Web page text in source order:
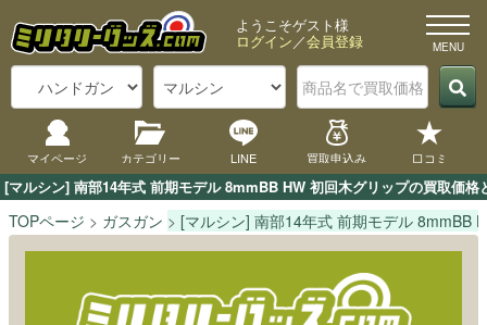
[マルシン] 南部14年式 前期モデル 8mmBB HW 初回木グリップの買取価
ようこそゲスト様
ログイン／会員登録
マイページ カテゴリー LINE 買取申込み 口コミ
TOPページ ガスガン [マルシン] 南部14年式 前期モデル 8mmBB